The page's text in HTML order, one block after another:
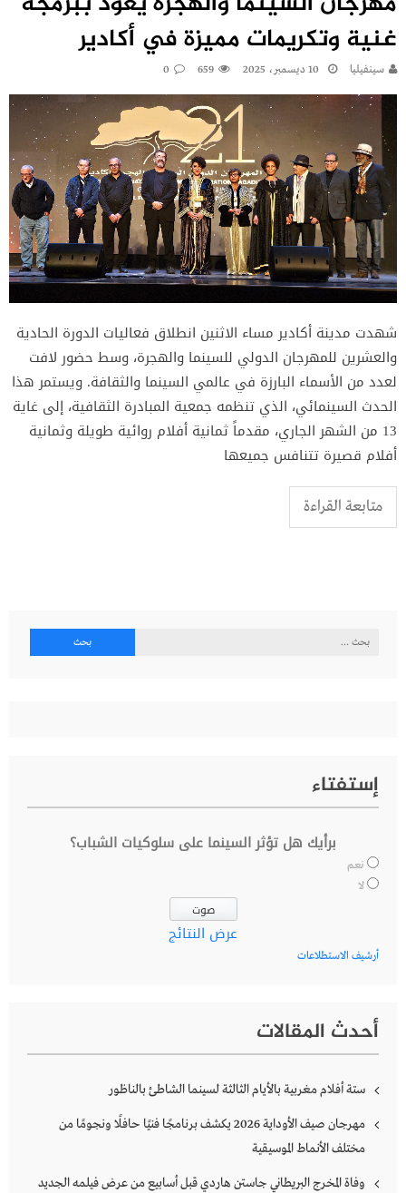
غنية وتكريمات مميزة في أكادير
سينفيليا 10 ديسمبر، 2025 659
0
شهدت مدينة أكادير مساء الاثنين انطلاق فعاليات الدورة الحادية
والعشرين للمهرجان الدولي للسينما والهجرة، وسط حضور لافت
لعدد من الأسماء البارزة في عالمي السينما والثقافة. ويستمر هذا
الحدث السينمائي، الذي تنظمه جمعية المبادرة الثقافية، إلى غاية
13 من الشهر الجاري، مقدماً ثمانية أفلام روائية طويلة وثمانية
أفلام قصيرة تتنافس جميعها
متابعة القراءة
البحث
إستفتاء
برأيك هل تؤثر السينما على سلوكيات الشباب؟
نعم
لا
عرض النتائج
أرشيف الاستطلاعات
أحدث المقالات
ستة أفلام مغربية بالأيام الثالثة لسينما الشاطئ بالناظور
مهرجان صيف الأوداية 2026 يكشف برنامجًا فنيًا حافلًا ونجومًا من
مختلف الأنماط الموسيقية
وفاة المخرج البريطاني جاستن هاردي قبل أسابيع من عرض فيلمه الجديد